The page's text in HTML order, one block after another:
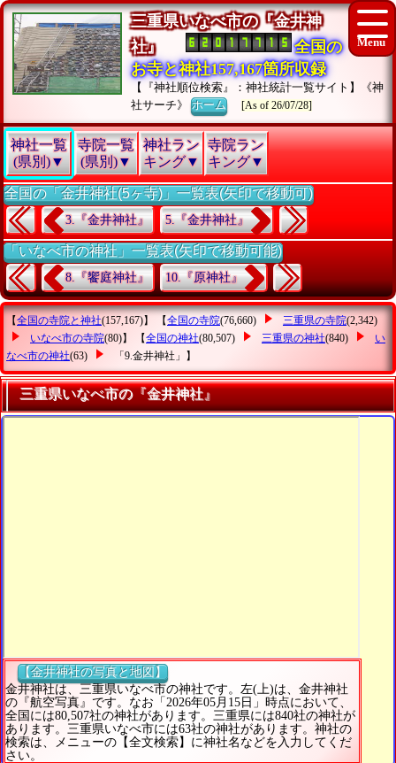
三重県いなべ市の『金井神
社』
全国の
お寺と神社157,167箇所収録
【『神社順位検索』：神社統計一覧サイト】《神
社サーチ》ホーム [As of 26/07/28]
神社一覧
(県別)▼
寺院一覧
(県別)▼
神社ラン
キング▼
寺院ラン
キング▼
全国の「金井神社(5ヶ寺)」一覧表(矢印で移動可)
3.『金井神社』 5.『金井神社』
「いなべ市の神社」一覧表(矢印で移動可能)
8.『饗庭神社』 10.『原神社』
【全国の寺院と神社(157,167)】 【全国の寺院(76,660) 三重県の寺院(2,342)
いなべ市の寺院(80)】 【全国の神社(80,507) 三重県の神社(840)
い
なべ市の神社(63) 「9.金井神社」 】
三重県いなべ市の『金井神社』
【金井神社の写真と地図】
金井神社は、三重県いなべ市の神社です。左(上)は、金井神社
の『航空写真』です。なお「2026年05月15日」時点において、
全国には80,507社の神社があります。三重県には840社の神社が
あります。三重県いなべ市には63社の神社があります。神社の
検索は、メニューの【全文検索】に神社名などを入力してくだ
さい。